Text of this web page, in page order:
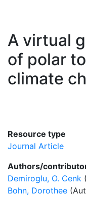
A virtual
of polar
climate
Resource type
Journal Article
Authors/
Demiroglu, O. Cenk
Bohn, Dorothee